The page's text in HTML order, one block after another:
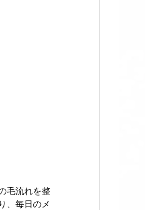
毛流れを整
、毎日のメ